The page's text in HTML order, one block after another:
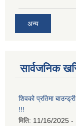
अन्य
सार्वजनिक
शिवको प्रतिमा
!!!
मिति: 11/16/2025 -